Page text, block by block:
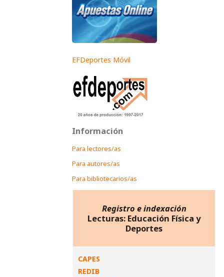
EFDeportes Móvil
Información
Para lectores/as
Para autores/as
Para bibliotecarios/as
Registro e indexación
Lecturas: Educación Física y
Deportes
CAPES
REDIB